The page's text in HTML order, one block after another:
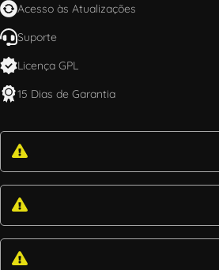
Acesso às Atualizações
Suporte
Licença GPL
15 Dias de Garantia